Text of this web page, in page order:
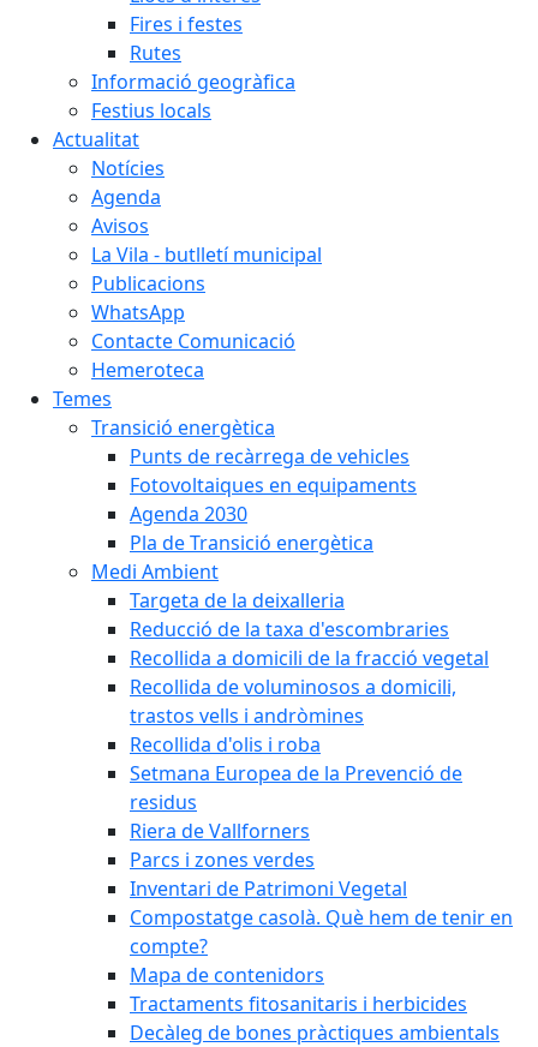
Fires i festes
Rutes
Informació geogràfica
Festius locals
Actualitat
Notícies
Agenda
Avisos
La Vila - butlletí municipal
Publicacions
WhatsApp
Contacte Comunicació
Hemeroteca
Temes
Transició energètica
Punts de recàrrega de vehicles
Fotovoltaiques en equipaments
Agenda 2030
Pla de Transició energètica
Medi Ambient
Targeta de la deixalleria
Reducció de la taxa d'escombraries
Recollida a domicili de la fracció vegetal
Recollida de voluminosos a domicili,
trastos vells i andròmines
Recollida d'olis i roba
Setmana Europea de la Prevenció de
residus
Riera de Vallforners
Parcs i zones verdes
Inventari de Patrimoni Vegetal
Compostatge casolà. Què hem de tenir en
compte?
Mapa de contenidors
Tractaments fitosanitaris i herbicides
Decàleg de bones pràctiques ambientals